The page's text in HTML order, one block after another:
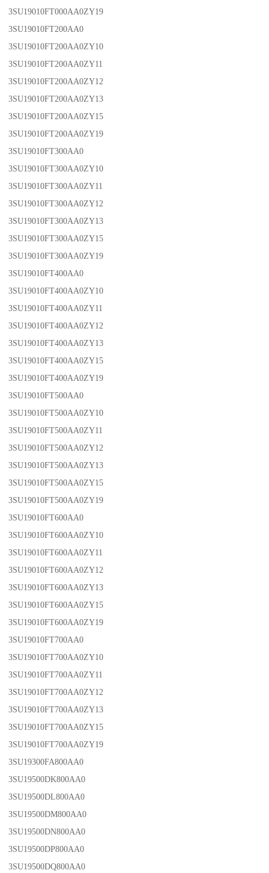
3SU19010FT000AA0ZY19
3SU19010FT200AA0
3SU19010FT200AA0ZY10
3SU19010FT200AA0ZY11
3SU19010FT200AA0ZY12
3SU19010FT200AA0ZY13
3SU19010FT200AA0ZY15
3SU19010FT200AA0ZY19
3SU19010FT300AA0
3SU19010FT300AA0ZY10
3SU19010FT300AA0ZY11
3SU19010FT300AA0ZY12
3SU19010FT300AA0ZY13
3SU19010FT300AA0ZY15
3SU19010FT300AA0ZY19
3SU19010FT400AA0
3SU19010FT400AA0ZY10
3SU19010FT400AA0ZY11
3SU19010FT400AA0ZY12
3SU19010FT400AA0ZY13
3SU19010FT400AA0ZY15
3SU19010FT400AA0ZY19
3SU19010FT500AA0
3SU19010FT500AA0ZY10
3SU19010FT500AA0ZY11
3SU19010FT500AA0ZY12
3SU19010FT500AA0ZY13
3SU19010FT500AA0ZY15
3SU19010FT500AA0ZY19
3SU19010FT600AA0
3SU19010FT600AA0ZY10
3SU19010FT600AA0ZY11
3SU19010FT600AA0ZY12
3SU19010FT600AA0ZY13
3SU19010FT600AA0ZY15
3SU19010FT600AA0ZY19
3SU19010FT700AA0
3SU19010FT700AA0ZY10
3SU19010FT700AA0ZY11
3SU19010FT700AA0ZY12
3SU19010FT700AA0ZY13
3SU19010FT700AA0ZY15
3SU19010FT700AA0ZY19
3SU19300FA800AA0
3SU19500DK800AA0
3SU19500DL800AA0
3SU19500DM800AA0
3SU19500DN800AA0
3SU19500DP800AA0
3SU19500DQ800AA0